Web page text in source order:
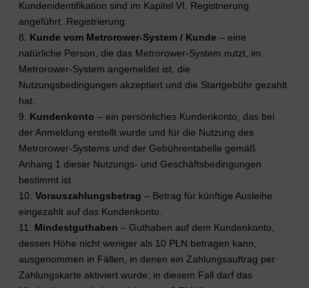
Kundenidentifikation sind im Kapitel VI. Registrierung
angeführt. Registrierung
8. Kunde vom Metrorower-System / Kunde – eine
natürliche Person, die das Metrorower-System nutzt, im
Metrorower-System angemeldet ist, die
Nutzungsbedingungen akzeptiert und die Startgebühr gezahlt
hat.
9. Kundenkonto – ein persönliches Kundenkonto, das bei
der Anmeldung erstellt wurde und für die Nutzung des
Metrorower-Systems und der Gebührentabelle gemäß
Anhang 1 dieser Nutzungs- und Geschäftsbedingungen
bestimmt ist
10. Vorauszahlungsbetrag – Betrag für künftige Ausleihe
eingezahlt auf das Kundenkonto.
11. Mindestguthaben – Guthaben auf dem Kundenkonto,
dessen Höhe nicht weniger als 10 PLN betragen kann,
ausgenommen in Fällen, in denen ein Zahlungsauftrag per
Zahlungskarte aktiviert wurde; in diesem Fall darf das